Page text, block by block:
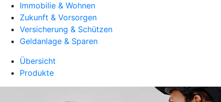
Immobilie & Wohnen
Zukunft & Vorsorgen
Versicherung & Schützen
Geldanlage & Sparen
Übersicht
Produkte